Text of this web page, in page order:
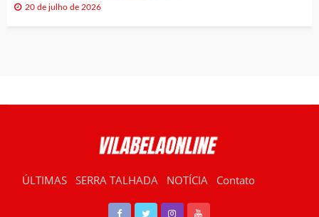
20 de julho de 2026
ÚLTIMAS SERRA TALHADA NOTÍCIA Contato